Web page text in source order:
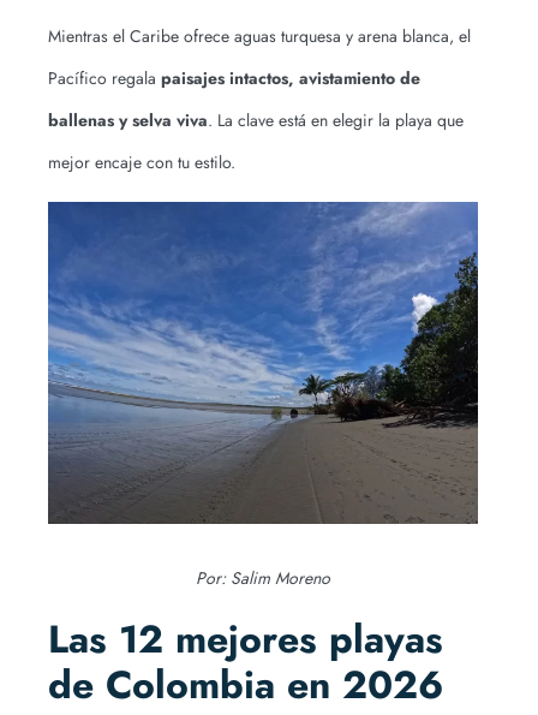
Mientras el Caribe ofrece aguas turquesa y arena blanca, el
Pacífico regala paisajes intactos, avistamiento de
ballenas y selva viva. La clave está en elegir la playa que
mejor encaje con tu estilo.
Por: Salim Moreno
Las 12 mejores playas
de Colombia en 2026